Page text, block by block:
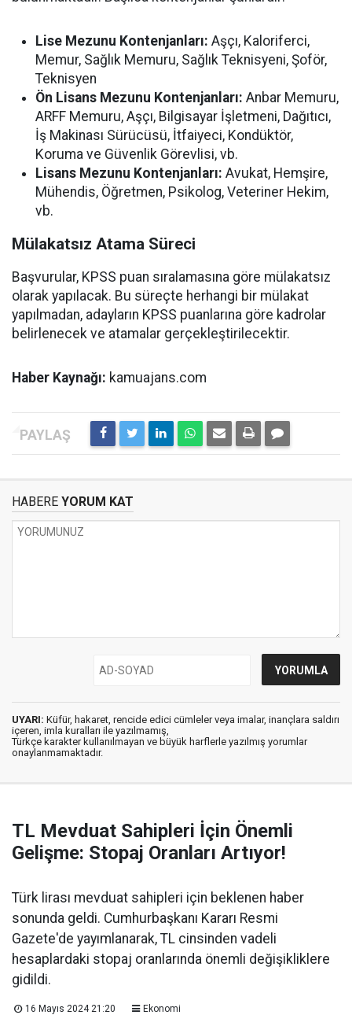
Lise Mezunu Kontenjanları: Aşçı, Kaloriferci,
Memur, Sağlık Memuru, Sağlık Teknisyeni, Şoför,
Teknisyen
Ön Lisans Mezunu Kontenjanları: Anbar Memuru,
ARFF Memuru, Aşçı, Bilgisayar İşletmeni, Dağıtıcı,
İş Makinası Sürücüsü, İtfaiyeci, Kondüktör,
Koruma ve Güvenlik Görevlisi, vb.
Lisans Mezunu Kontenjanları: Avukat, Hemşire,
Mühendis, Öğretmen, Psikolog, Veteriner Hekim,
vb.
Mülakatsız Atama Süreci
Başvurular, KPSS puan sıralamasına göre mülakatsız
olarak yapılacak. Bu süreçte herhangi bir mülakat
yapılmadan, adayların KPSS puanlarına göre kadrolar
belirlenecek ve atamalar gerçekleştirilecektir.
Haber Kaynağı: kamuajans.com
HABERE YORUM KAT
UYARI: Küfür, hakaret, rencide edici cümleler veya imalar, inançlara saldırı
içeren, imla kuralları ile yazılmamış,
Türkçe karakter kullanılmayan ve büyük harflerle yazılmış yorumlar
onaylanmamaktadır.
TL Mevduat Sahipleri İçin Önemli
Gelişme: Stopaj Oranları Artıyor!
Türk lirası mevduat sahipleri için beklenen haber
sonunda geldi. Cumhurbaşkanı Kararı Resmi
Gazete'de yayımlanarak, TL cinsinden vadeli
hesaplardaki stopaj oranlarında önemli değişikliklere
gidildi.
16 Mayıs 2024 21:20 Ekonomi